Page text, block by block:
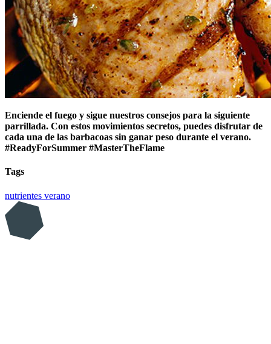
Enciende el fuego y sigue nuestros consejos para la siguiente
parrillada. Con estos movimientos secretos, puedes disfrutar de
cada una de las barbacoas sin ganar peso durante el verano.
#ReadyForSummer #MasterTheFlame
Tags
nutrientes verano